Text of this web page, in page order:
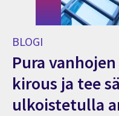
BLOGI
Pura
kirous ja tee
ulkoistetulla